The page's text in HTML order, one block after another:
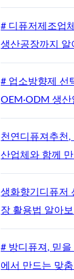
# 디퓨저제조업
생산공장까지 알
# 업소방향제 선
OEM·ODM 생
천연디퓨져추천,
산업체와 함께
생화향기디퓨저
장 활용법 알아보
# 방디퓨져, 믿을
에서 만드는 맞